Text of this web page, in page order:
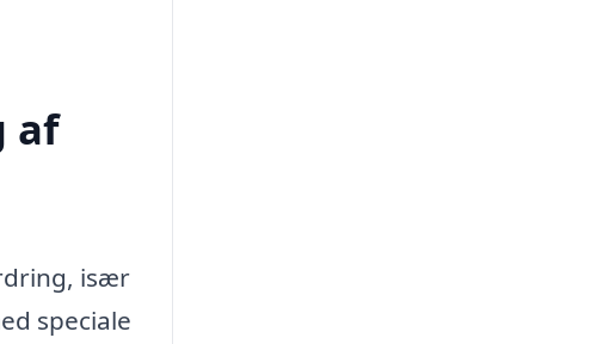
af
især
speciale